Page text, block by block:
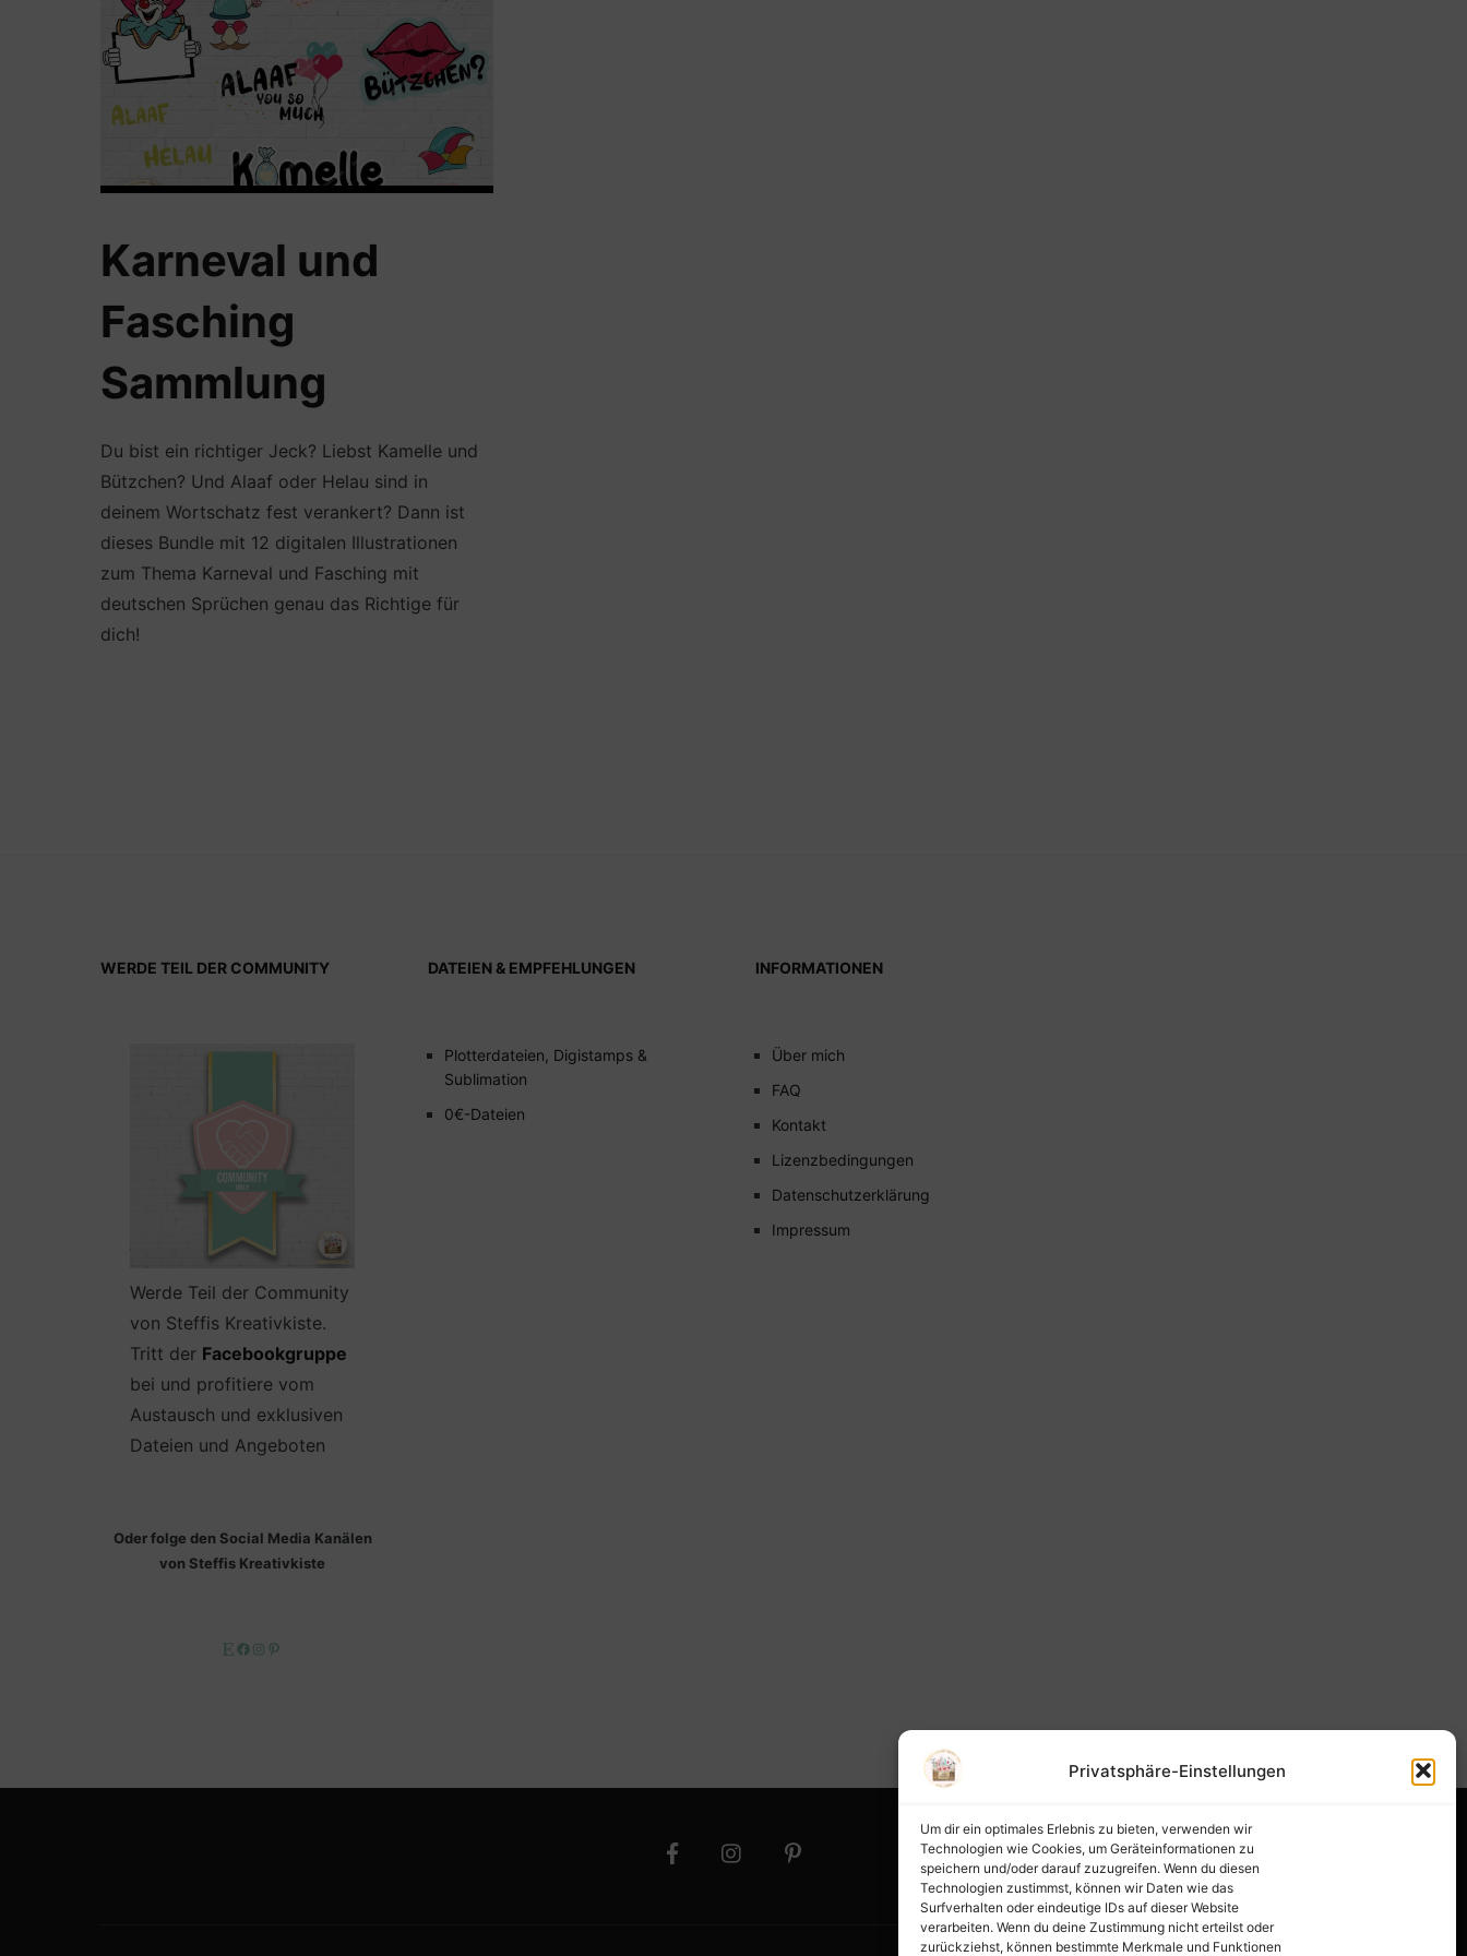
Privatsphäre-Einstellungen
Um dir ein optimales Erlebnis zu bieten, verwenden wir
Technologien wie Cookies, um Geräteinformationen zu
speichern und/oder darauf zuzugreifen. Wenn du diesen
Technologien zustimmst, können wir Daten wie das
Surfverhalten oder eindeutige IDs auf dieser Website
verarbeiten. Wenn du deine Zustimmung nicht erteilst oder
zurückziehst, können bestimmte Merkmale und Funktionen
Karneval und
Fasching
Sammlung
Du bist ein richtiger Jeck? Liebst Kamelle und
Bützchen? Und Alaaf oder Helau sind in
deinem Wortschatz fest verankert? Dann ist
dieses Bundle mit 12 digitalen Illustrationen
zum Thema Karneval und Fasching mit
deutschen Sprüchen genau das Richtige für
dich!
WERDE TEIL DER COMMUNITY
Werde Teil der Community
von Steffis Kreativkiste.
Tritt der Facebookgruppe
bei und profitiere vom
Austausch und exklusiven
Dateien und Angeboten
Oder folge den Social Media Kanälen
von Steffis Kreativkiste
EtsyFacebook
Instagram
DATEIEN & EMPFEHLUNGEN
Plotterdateien, Digistamps &
Sublimation
0€-Dateien
INFORMATIONEN
Über mich
FAQ
Kontakt
Lizenzbedingungen
Datenschutzerklärung
Impressum